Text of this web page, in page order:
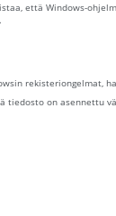
että Windows-
rekisteriongelmat,
tiedosto on asennettu